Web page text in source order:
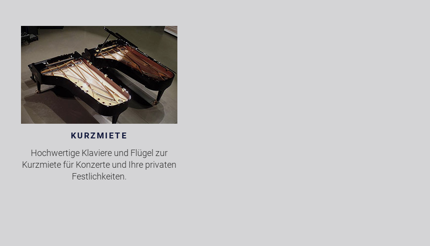
KURZMIETE
Hochwertige Klaviere und Flügel zur
Kurzmiete für Konzerte und Ihre privaten
Festlichkeiten.